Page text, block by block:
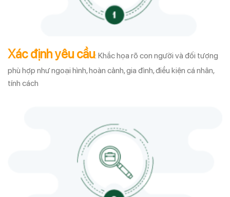
Xác định yêu cầu: Khắc họa rõ con người và đối tượng
phù hợp như ngoại hình, hoàn cảnh, gia đình, điều kiện cá nhân,
tính cách